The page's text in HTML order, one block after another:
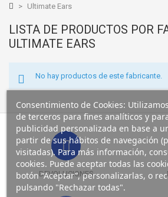
> Ultimate Ears
LISTA DE PRODUCTOS POR
ULTIMATE EARS
No hay productos de este fabricante.
DEVOLUCIONES
Consentimiento de Cookies:
de terceros para fines analíticos y
publicidad personalizada en base a
partir de sus hábitos de navegación
visitadas). Para más información,
cookies. Puede aceptar todas las
botón “Aceptar”, personalizarlas, o
pulsando "Rechazar todas".